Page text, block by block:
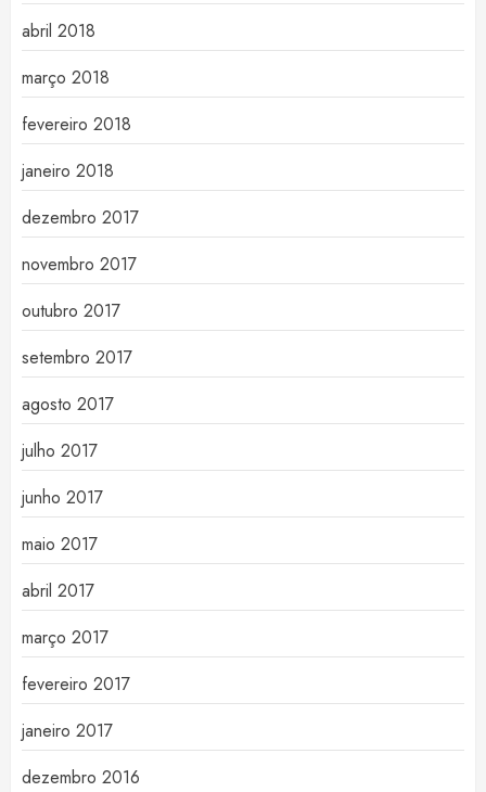
abril 2018
março 2018
fevereiro 2018
janeiro 2018
dezembro 2017
novembro 2017
outubro 2017
setembro 2017
agosto 2017
julho 2017
junho 2017
maio 2017
abril 2017
março 2017
fevereiro 2017
janeiro 2017
dezembro 2016